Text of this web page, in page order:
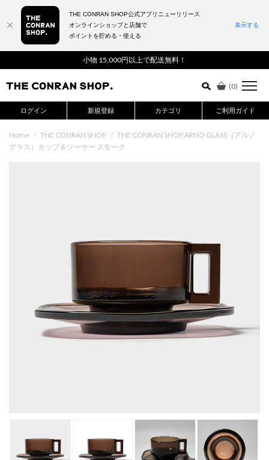
小物 15,000円以上で配送無料！
(0)
ログイン 新規登録 カテゴリ ご利用ガイド
詳細検索はこちら
Home / THE CONRAN SHOP / THE CONRAN SHOP ARNO GLASS（アルノ
グラス）カップ＆ソーサー スモーク
THE CONRAN SHOP公式アプリニューリリース
オンラインショップと店舗で
ポイントを貯める・使える
表示する